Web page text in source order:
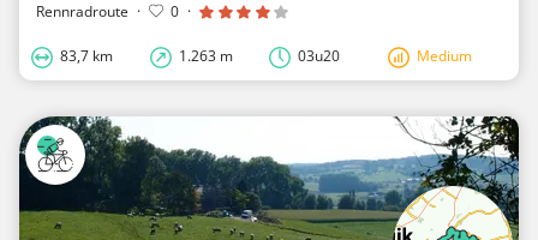
Rennradroute · 0 ·
83,7 km 1.263 m 03u20 Medium